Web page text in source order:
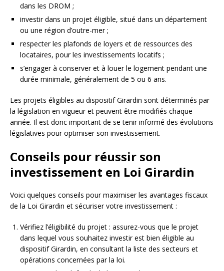
dans les DROM ;
investir dans un projet éligible, situé dans un département
ou une région d’outre-mer ;
respecter les plafonds de loyers et de ressources des
locataires, pour les investissements locatifs ;
s’engager à conserver et à louer le logement pendant une
durée minimale, généralement de 5 ou 6 ans.
Les projets éligibles au dispositif Girardin sont déterminés par
la législation en vigueur et peuvent être modifiés chaque
année. Il est donc important de se tenir informé des évolutions
législatives pour optimiser son investissement.
Conseils pour réussir son
investissement en Loi Girardin
Voici quelques conseils pour maximiser les avantages fiscaux
de la Loi Girardin et sécuriser votre investissement :
Vérifiez l’éligibilité du projet : assurez-vous que le projet
dans lequel vous souhaitez investir est bien éligible au
dispositif Girardin, en consultant la liste des secteurs et
opérations concernées par la loi.